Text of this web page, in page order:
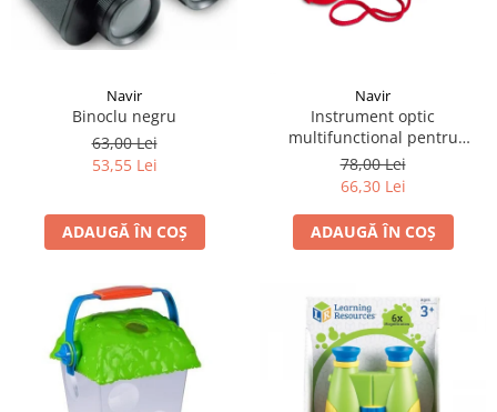
Navir
Binoclu negru
63,00 Lei
53,55 Lei
ADAUGĂ ÎN COȘ
Navir
Instrument optic
multifunctional pentru
drumetii, Navir
78,00 Lei
66,30 Lei
ADAUGĂ ÎN COȘ